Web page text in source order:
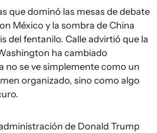
que dominó las mesas de debate
México y la sombra de China
del fentanilo. Calle advirtió que la
ha cambiado
no se ve simplemente como un
organizado, sino como algo
de Donald Trump